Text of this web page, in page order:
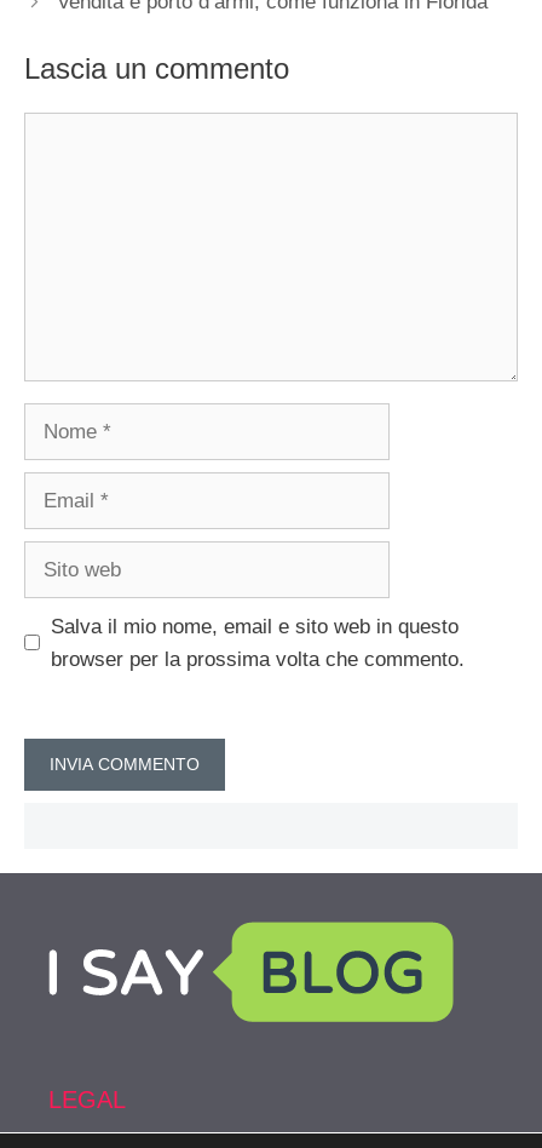
Lascia un commento
Nome
Email
Sito
Salva il mio nome, email e sito web in questo
browser per la prossima volta che commento.
LEGAL